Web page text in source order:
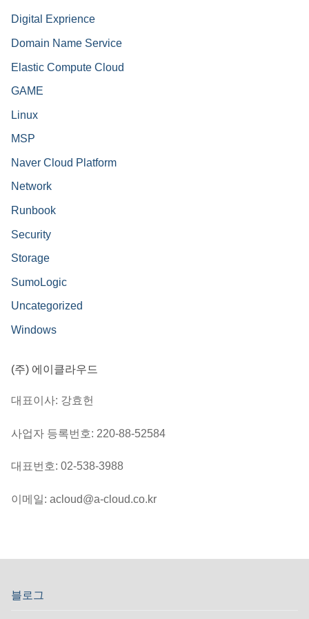
Digital Exprience
Domain Name Service
Elastic Compute Cloud
GAME
Linux
MSP
Naver Cloud Platform
Network
Runbook
Security
Storage
SumoLogic
Uncategorized
Windows
(주) 에이클라우드
대표이사: 강효헌
사업자 등록번호: 220-88-52584
대표번호: 02-538-3988
이메일: acloud@a-cloud.co.kr
블로그